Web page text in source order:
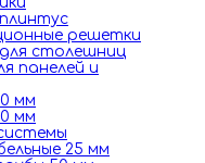
решетки
столешниц
панелей и
мм
мм
25 мм